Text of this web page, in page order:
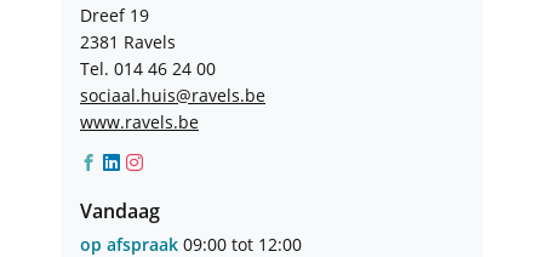
Adres
Dreef 19
,2381 Ravels
Tel. 014 46 24 00
E-
mail
sociaal.huis@ravels.be
Website
www.ravels.be
Sociaal
Huis
Sociaal
Huis
Sociaal
Huis
Openingsuren
Vandaag
op afspraak 09:00 tot 12:00